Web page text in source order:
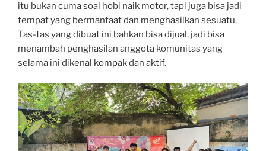
itu bukan cuma soal hobi naik motor, tapi juga bisa jadi
tempat yang bermanfaat dan menghasilkan sesuatu.
Tas-tas yang dibuat ini bahkan bisa dijual, jadi bisa
menambah penghasilan anggota komunitas yang
selama ini dikenal kompak dan aktif.